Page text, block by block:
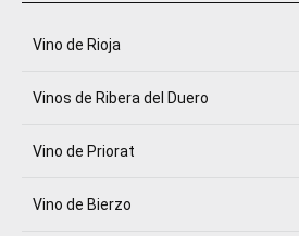
Vino de Rioja
Vinos de Ribera del Duero
Vino de Priorat
Vino de Bierzo